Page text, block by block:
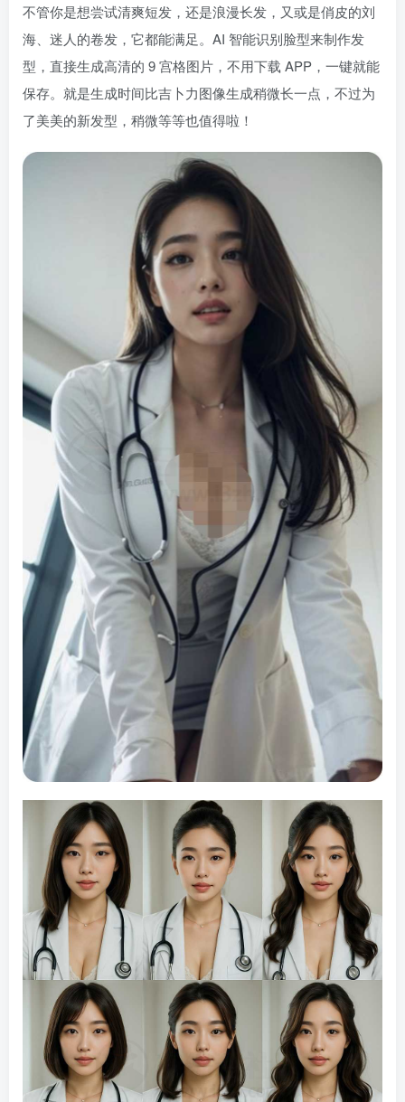
不管你是想尝试清爽短发，还是浪漫长发，又或是俏皮的刘
海、迷人的卷发，它都能满足。AI 智能识别脸型来制作发
型，直接生成高清的 9 宫格图片，不用下载 APP，一键就能
保存。就是生成时间比吉卜力图像生成稍微长一点，不过为
了美美的新发型，稍微等等也值得啦！